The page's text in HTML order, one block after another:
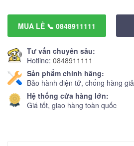
MUA LẺ 📞 0848911111
Tư vấn chuyên sâu:
Hotline: 0848911111
Sản phẩm chính hãng:
Bảo hành điện tử, chống hàng giả
Hệ thống cửa hàng lớn:
Giá tốt, giao hàng toàn quốc